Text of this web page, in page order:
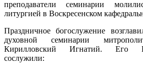
преподаватели семинарии
литургией в Воскресенском
Праздничное богослужение
духовной семинарии
Кирилловский Игнатий. Его
сослужили: